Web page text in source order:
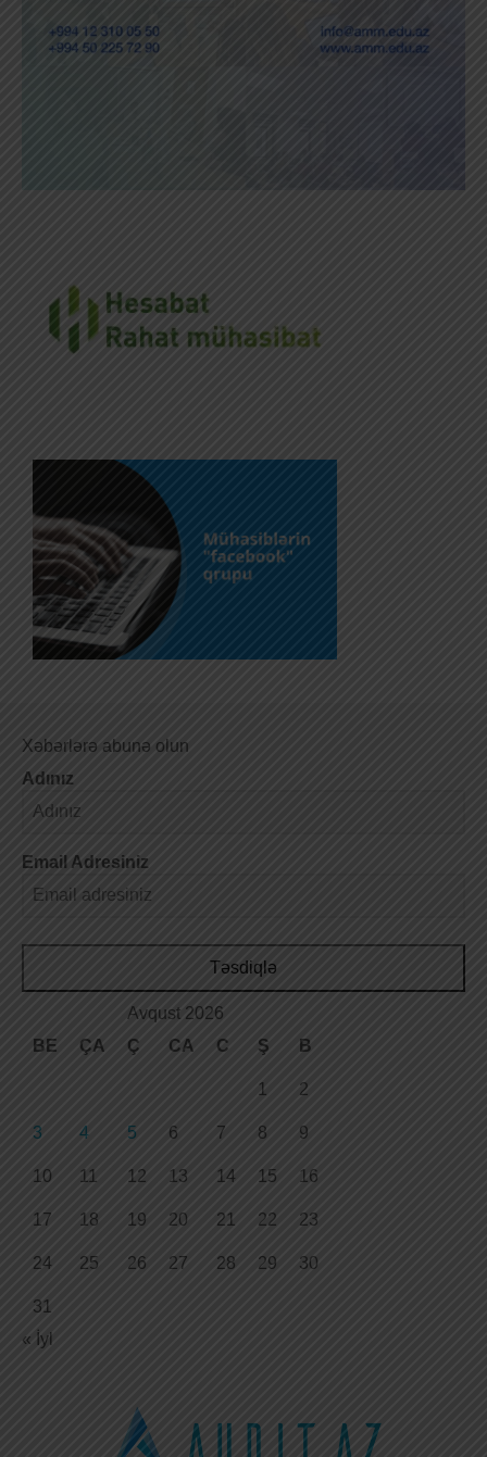
Xəbərlərə abunə olun
Adınız
Email Adresiniz
Təsdiqlə
Avqust 2026
BE
ÇA Ç CA C Ş B
1 2
3 4 5 6 7 8 9
10 11 12 13 14 15 16
17 18 19 20 21 22 23
24 25 26 27 28 29 30
31
« İyl